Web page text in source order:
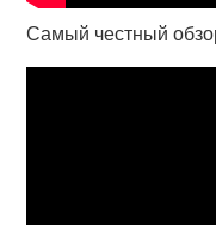
Самый честный